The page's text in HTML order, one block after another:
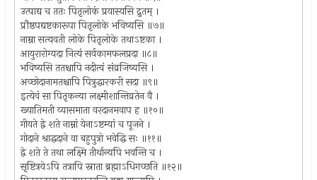
उत्पाद्य च ततः पितृलोकं प्रयास्यसि द्रुतम् ।
प्रौष्ठपद्यष्टकारूपा पितृलोके भविष्यसि ॥७॥
नाम्ना सत्यवती लोके पितृलोके तथाऽष्टका ।
आयुरारोग्यदा नित्यं सर्वकामफलप्रदा ॥८॥
भविष्यसि ततश्चापि नदीत्वं संव्रजिष्यसि ।
अच्छोदानामतश्चापि पित्रुद्धारकरी सदा ॥९॥
इत्येवं सा पितृकन्या लक्ष्मीशान्तिव्रतेन वै ।
ख्यातिमती व्यासमाता वरदानमवाप ह ॥१०॥
गीयते द्वे शते नाम्नां येनाऽष्टम्यां च पूजने ।
गोदाने श्राद्धदाने वा बहुपुत्रो भवेद्धि सः ॥११॥
द्वे शते ते तथा लक्ष्मि तीर्थान्यपि भवन्ति च ।
सृष्टित्रयेऽपि तत्रापि स्नाता ब्रह्माऽधिगच्छति ॥१२॥